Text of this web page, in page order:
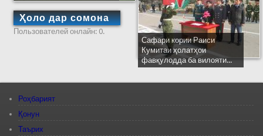
Ҳоло дар сомона
Пользователей онлайн: 0.
Сафари кории Раиси
Кумитаи ҳолатҳои
фавқулодда ба вилояти...
Роҳбарият
Қонун
Таърих